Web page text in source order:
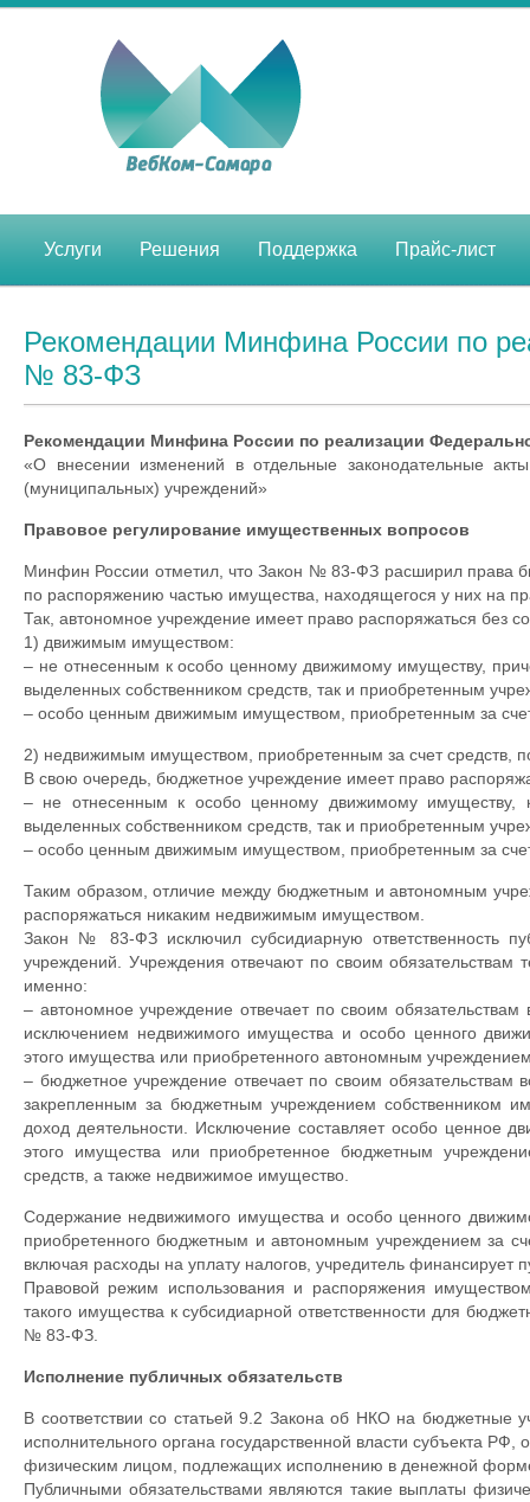
Услуги Решения Поддержка Прайс-лист
Рекомендации Минфина России по
№ 83-ФЗ
Рекомендации Минфина России по реализации
«О внесении изменений в отдельные законодательные
(муниципальных) учреждений»
Правовое регулирование имущественных вопросов
Минфин России отметил, что Закон № 83-ФЗ расширил права
по распоряжению частью имущества, находящегося у них на
Так, автономное учреждение имеет право распоряжаться без
1) движимым имуществом:
– не отнесенным к особо ценному движимому имуществу,
выделенных собственником средств, так и приобретенным
– особо ценным движимым имуществом, приобретенным за
2) недвижимым имуществом, приобретенным за счет средств,
В свою очередь, бюджетное учреждение имеет право
– не отнесенным к особо ценному движимому имуществу,
выделенных собственником средств, так и приобретенным
– особо ценным движимым имуществом, приобретенным за
Таким образом, отличие между бюджетным и автономным
распоряжаться никаким недвижимым имуществом.
Закон № 83-ФЗ исключил субсидиарную ответственность
учреждений. Учреждения отвечают по своим обязательствам
именно:
– автономное учреждение отвечает по своим
исключением недвижимого имущества и особо ценного
этого имущества или приобретенного автономным
– бюджетное учреждение отвечает по своим
закрепленным за бюджетным учреждением собственником
доход деятельности. Исключение составляет особо ценное
этого имущества или приобретенное бюджетным
средств, а также недвижимое имущество.
Содержание недвижимого имущества и особо ценного
приобретенного бюджетным и автономным учреждением за
включая расходы на уплату налогов, учредитель
Правовой режим использования и распоряжения
такого имущества к субсидиарной ответственности для
№ 83-ФЗ.
Исполнение публичных обязательств
В соответствии со статьей 9.2 Закона об НКО на бюджетные
исполнительного органа государственной власти субъекта
физическим лицом, подлежащих исполнению в денежной
Публичными обязательствами являются такие выплаты